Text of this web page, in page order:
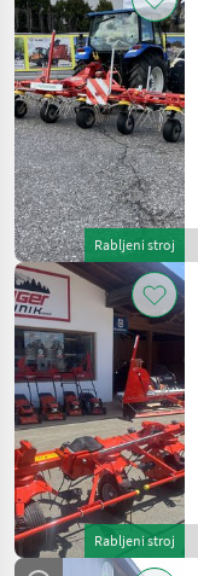
Rabljeni stroj
Rabljeni stroj